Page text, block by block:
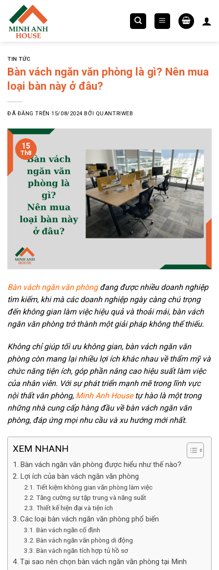
Chuyển
đến
nội
TIN TỨC
Bàn vách ngăn văn phòng là gì? Nên mua
loại bàn này ở đâu?
ĐÃ ĐĂNG TRÊN15/08/2024 BỞI QUANTRIWEB
15
Th8
Bàn vách ngăn văn phòngđang được nhiều doanh nghiệp
tìm kiếm, khi mà các doanh nghiệp ngày càng chú trọng
đến không gian làm việc hiệu quả và thoải mái, bàn vách
ngăn văn phòng trở thành một giải pháp không thể thiếu.
Không chỉ giúp tối ưu không gian, bàn vách ngăn văn
phòng còn mang lại nhiều lợi ích khác nhau về thẩm mỹ và
chức năng tiện ích, góp phần nâng cao hiệu suất làm việc
của nhân viên. Với sự phát triển mạnh mẽ trong lĩnh vực
nội thất văn phòng, Minh Anh Housetự hào là một trong
những nhà cung cấp hàng đầu về bàn vách ngăn văn
phòng, đáp ứng mọi nhu cầu và xu hướng mới nhất.
XEM NHANH
Bàn vách ngăn văn phòng được hiểu như thế nào?
Lợi ích của bàn vách ngăn văn phòng
Tiết kiệm không gian văn phòng làm việc
Tăng cường sự tập trung và năng suất
Thiết kế hiện đại và tiện ích
Các loại bàn vách ngăn văn phòng phổ biến
Bàn vách ngăn cố định
Bàn vách ngăn văn phòng di động
Bàn vách ngăn tích hợp tủ hồ sơ
Tại sao nên chọn bàn vách ngăn văn phòng tại Minh